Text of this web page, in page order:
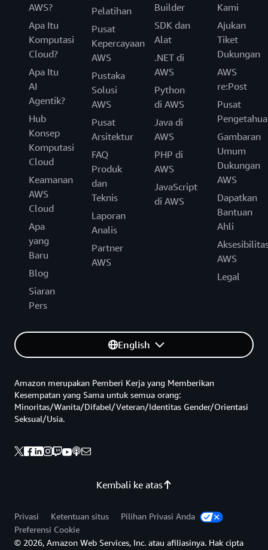
AWS?
Apa Itu
Komputasi
Cloud?
Apa Itu
AI
Agentik?
Hub
Konsep
Komputasi
Cloud
Keamanan
AWS
Cloud
Apa
yang
Baru
Blog
Siaran
Pers
Pelatihan
Pusat
Kepercayaan
AWS
Pustaka
Solusi
AWS
Pusat
Arsitektur
FAQ
Produk
dan
Teknis
Laporan
Analis
Partner
AWS
Builder
SDK dan
Alat
.NET di
AWS
Python
di AWS
Java di
AWS
PHP di
AWS
JavaScript
di AWS
Kami
Ajukan
Tiket
Dukungan
AWS
re:Post
Pusat
Gambaran
Umum
Dukungan
AWS
Dapatkan
Bantuan
Ahli
AWS
Legal
English
Kembali ke atas
Amazon merupakan Pemberi Kerja yang Memberikan
Kesempatan yang Sama untuk semua orang:
Minoritas/Wanita/Difabel/Veteran/Identitas Gender/Orientasi
Seksual/Usia.
Privasi Ketentuan situs
Pilihan Privasi Anda
Preferensi Cookie
© 2026, Amazon Web Services, Inc. atau afiliasinya. Hak cipta